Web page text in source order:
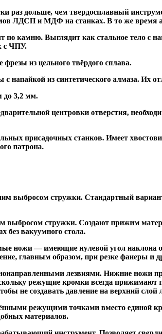
раз дольше, чем твердосплавный
ЛДСП и МДФ на станках. В то же время
по камню. Выглядит как стальное тело с
с ЧПУ.
из цельного твёрдого сплава.
напайкой из синтетического алмаза. Их
до 3,2 мм.
центровки отверстия,
присадочных станков. Имеет
патрона.
выбросом стружки. Стандартный
стружки. Создают прижим
без вакуумного стола.
— имеющие нулевой угол наклона
главным образом, при резке фанеры и
лезвиями. Нижние ножи
режущие кромки всегда
не создавать давление на верхний слой
режущими точками вместо единой
материалов.